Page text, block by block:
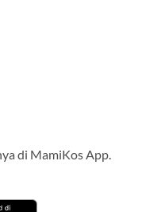
di MamiKos App.